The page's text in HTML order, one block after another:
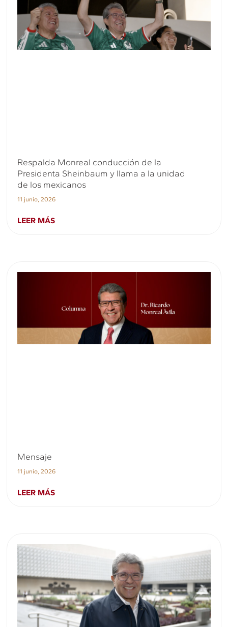
Respalda Monreal conducción de la
Presidenta Sheinbaum y llama a la unidad
de los mexicanos
11 junio, 2026
LEER MÁS
Mensaje
11 junio, 2026
LEER MÁS